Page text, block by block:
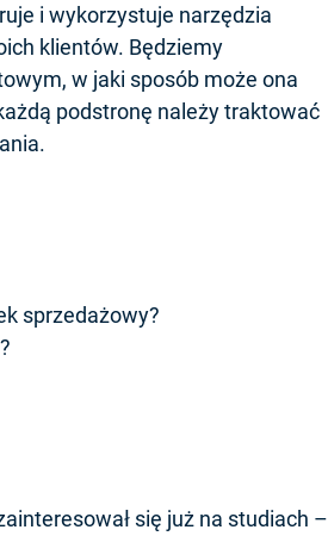
i wykorzystuje narzędzia
klientów. Będziemy
w jaki sposób może ona
podstronę należy traktować
sprzedażowy?
się już na studiach –